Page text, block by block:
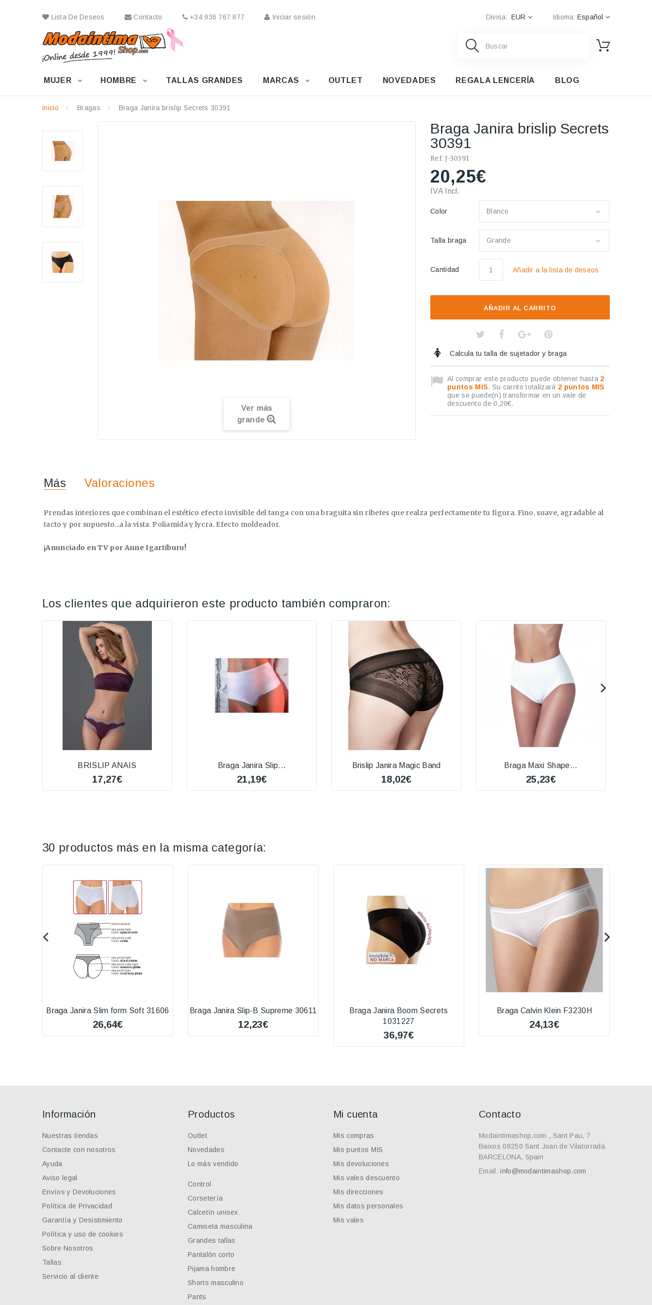
Lista De Deseos Contacto +34 936 767 877 Iniciar sesión Idioma: Español
Divisa: EUR
MUJER HOMBRE TALLAS GRANDES MARCAS OUTLET NOVEDADES REGALA LENCERÍA BLOG
inicio Bragas Braga Janira brislip Secrets 30391
Ver más
grande
Braga Janira brislip Secrets
30391
Ref: J-30391
20,25€
IVA Incl.
Color Blanco
Talla braga Grande
Cantidad Añadir a la lista de deseos
AÑADIR AL CARRITO
Calcula tu talla de sujetador y braga
Al comprar este producto puede obtener hasta 2
puntos MIS. Su carrito totalizará 2 puntos MIS
que se puede(n) transformar en un vale de
descuento de0,20€.
Más Valoraciones
Prendas interiores que combinan el estético efecto invisible del tanga con una braguita sin ribetes que realza perfectamente tu figura. Fino, suave, agradable al
tacto y por supuesto...a la vista. Poliamida y lycra. Efecto moldeador.
¡Anunciado en TV por Anne Igartiburu!
Los clientes que adquirieron este producto también compraron:
BRISLIP ANAIS
17,27€
Braga Janira Slip...
21,19€
Brislip Janira Magic Band
18,02€
Braga Maxi Shape...
25,23€
30 productos más en la misma categoría:
Braga Janira Slim form Soft 31606
26,64€
Braga Janira Slip-B Supreme 30611
12,23€
Braga Janira Boom Secrets
1031227
36,97€
Braga Calvin Klein F3230H
24,13€
Información
Nuestras tiendas
Contacte con nosotros
Ayuda
Aviso legal
Envíos y Devoluciones
Política de Privacidad
Garantía y Desistimiento
Política y uso de cookies
Sobre Nosotros
Tallas
Servicio al cliente
Productos
Outlet
Novedades
Lo más vendido
Control
Corsetería
Calcetín unisex
Camiseta masculina
Grandes tallas
Pantalón corto
Pijama hombre
Shorts masculino
Pants
Mi cuenta
Mis compras
Mis puntos MIS
Mis devoluciones
Mis vales descuento
Mis direcciones
Mis datos personales
Mis vales
Contacto
Modaintimashop.com , Sant Pau, 7
Baixos 08250 Sant Joan de Vilatorrada
BARCELONA, Spain
Email:info@modaintimashop.com